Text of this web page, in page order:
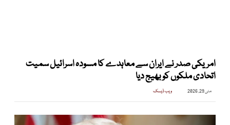
امریکی صدر نے ایران سے معاہدے کا مسودہ اسرائیل سمیت
اتحادی ملکوں کو بھیج دیا
مئی 29, 2026 ویب ڈیسک